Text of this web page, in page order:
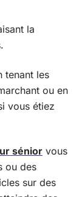
la
tenant les
ou en
vous étiez
sénior vous
ou des
sur des